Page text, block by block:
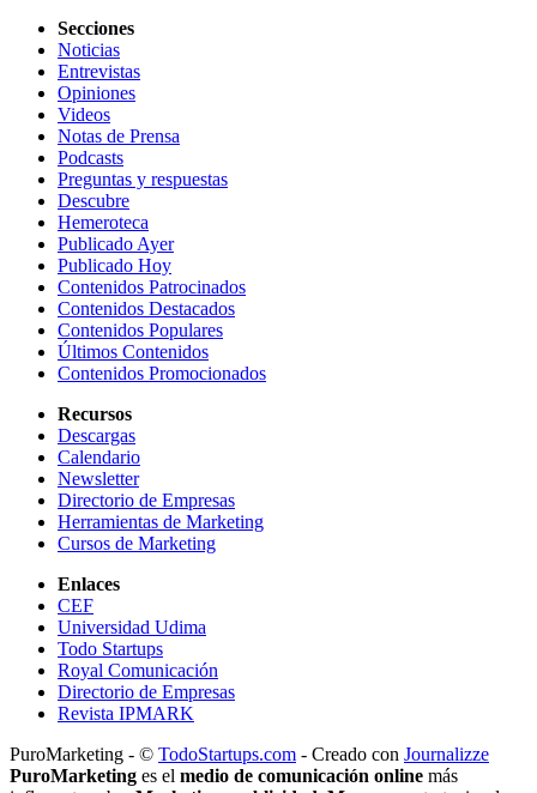
Secciones
Noticias
Entrevistas
Opiniones
Videos
Notas de Prensa
Podcasts
Preguntas y respuestas
Descubre
Hemeroteca
Publicado Ayer
Publicado Hoy
Contenidos Patrocinados
Contenidos Destacados
Contenidos Populares
Últimos Contenidos
Contenidos Promocionados
Recursos
Descargas
Calendario
Newsletter
Directorio de Empresas
Herramientas de Marketing
Cursos de Marketing
Enlaces
CEF
Universidad Udima
Todo Startups
Royal Comunicación
Directorio de Empresas
Revista IPMARK
PuroMarketing - © TodoStartups.com - Creado con Journalizze
PuroMarketing es el medio de comunicación online más